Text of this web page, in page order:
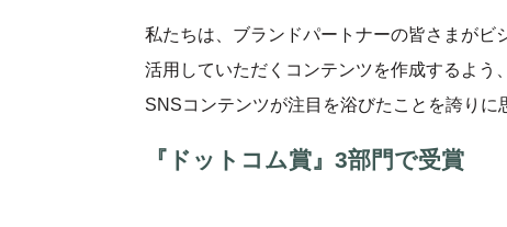
私たちは、ブランドパートナーの皆さまがビ
活用していただくコンテンツを作成するよ
SNSコンテンツが注目を浴びたことを誇りに
『ドットコム賞』3部門で受賞